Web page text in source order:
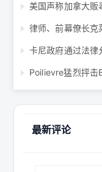
美国声称加拿大贩
卡尼政府通过法律
最新评论